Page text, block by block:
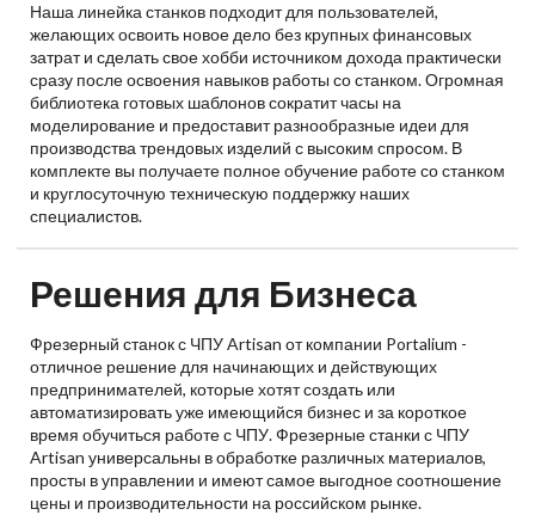
Наша линейка станков подходит для пользователей,
желающих освоить новое дело без крупных финансовых
затрат и сделать свое хобби источником дохода практически
сразу после освоения навыков работы со станком. Огромная
библиотека готовых шаблонов сократит часы на
моделирование и предоставит разнообразные идеи для
производства трендовых изделий с высоким спросом. В
комплекте вы получаете полное обучение работе со станком
и круглосуточную техническую поддержку наших
специалистов.
Решения для Бизнеса
Фрезерный станок с ЧПУ Artisan от компании Portalium -
отличное решение для начинающих и действующих
предпринимателей, которые хотят создать или
автоматизировать уже имеющийся бизнес и за короткое
время обучиться работе с ЧПУ. Фрезерные станки с ЧПУ
Artisan универсальны в обработке различных материалов,
просты в управлении и имеют самое выгодное соотношение
цены и производительности на российском рынке.